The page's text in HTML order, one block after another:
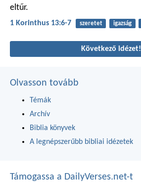
eltűr.
1 Korinthus 13:6-7 szeretet igazság
Következő idézet!
Olvasson tovább
Témák
Archív
Biblia könyvek
A legnépszerűbb bibliai idézetek
Támogassa a DailyVerses.net-t